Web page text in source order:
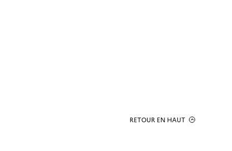
RETOUR EN HAUT